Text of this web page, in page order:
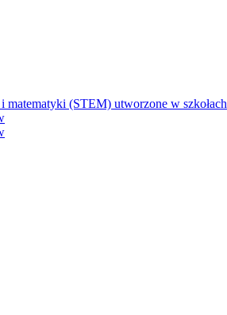
(STEM) utworzone w szkołach